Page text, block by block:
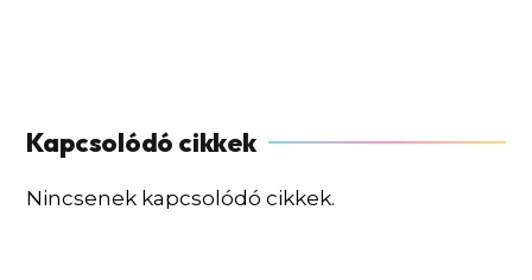
Nincsenek kapcsolódó cikkek.